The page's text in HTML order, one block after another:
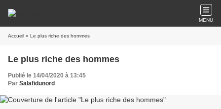
MENU
Accueil » Le plus riche des hommes
Le plus riche des hommes
Publié le 14/04/2020 à 13:45
Par Salafidunord